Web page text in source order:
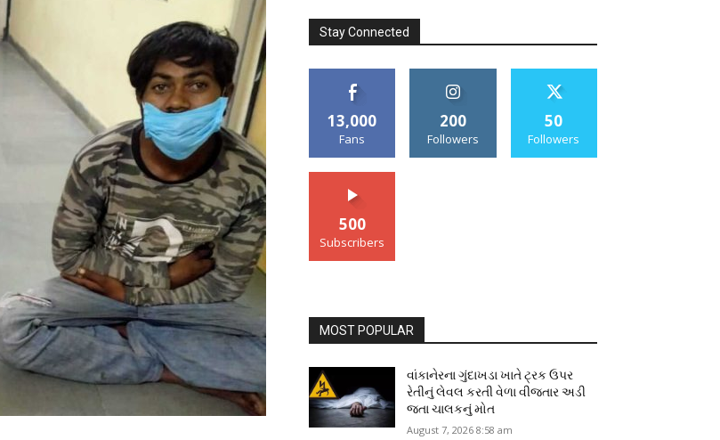
Stay Connected
13,000
Fans
200
Followers
50
Followers
500
Subscribers
MOST POPULAR
વાંકાનેરના ગુંદાખડા ખાતે ટ્રક ઉપર
રેતીનું લેવલ કરતી વેળા વીજતાર અડી
જતા ચાલકનું મોત
August 7, 2026 8:58 am